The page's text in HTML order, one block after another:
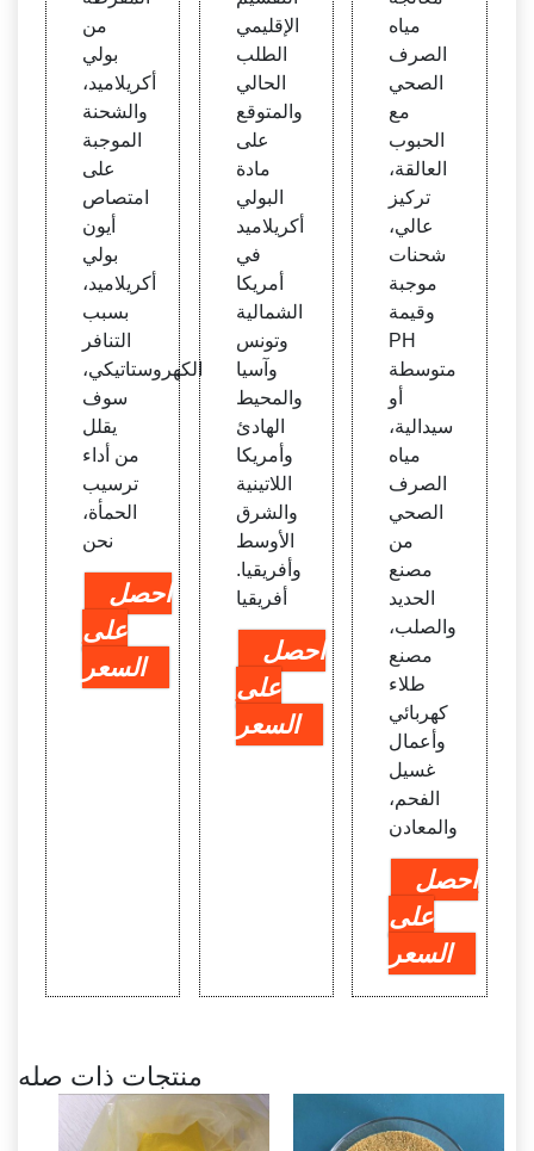
من
بولي
أكريلاميد،
والشحنة
الموجبة
على
امتصاص
أيون
بولي
أكريلاميد،
بسبب
التنافر
الكهروستاتيكي،
سوف
يقلل
من أداء
ترسيب
الحمأة،
نحن
احصل
على
السعر
الإقليمي
الطلب
الحالي
والمتوقع
على
مادة
البولي
أكريلاميد
في
أمريكا
الشمالية
وتونس
وآسيا
والمحيط
الهادئ
وأمريكا
اللاتينية
والشرق
الأوسط
وأفريقيا.
أفريقيا
احصل
على
السعر
مياه
الصرف
الصحي
مع
الحبوب
العالقة،
تركيز
عالي،
شحنات
موجبة
وقيمة
PH
متوسطة
أو
سيدالية،
مياه
الصرف
الصحي
من
مصنع
الحديد
والصلب،
مصنع
طلاء
كهربائي
وأعمال
غسيل
الفحم،
والمعادن
احصل
على
السعر
منتجات ذات صله